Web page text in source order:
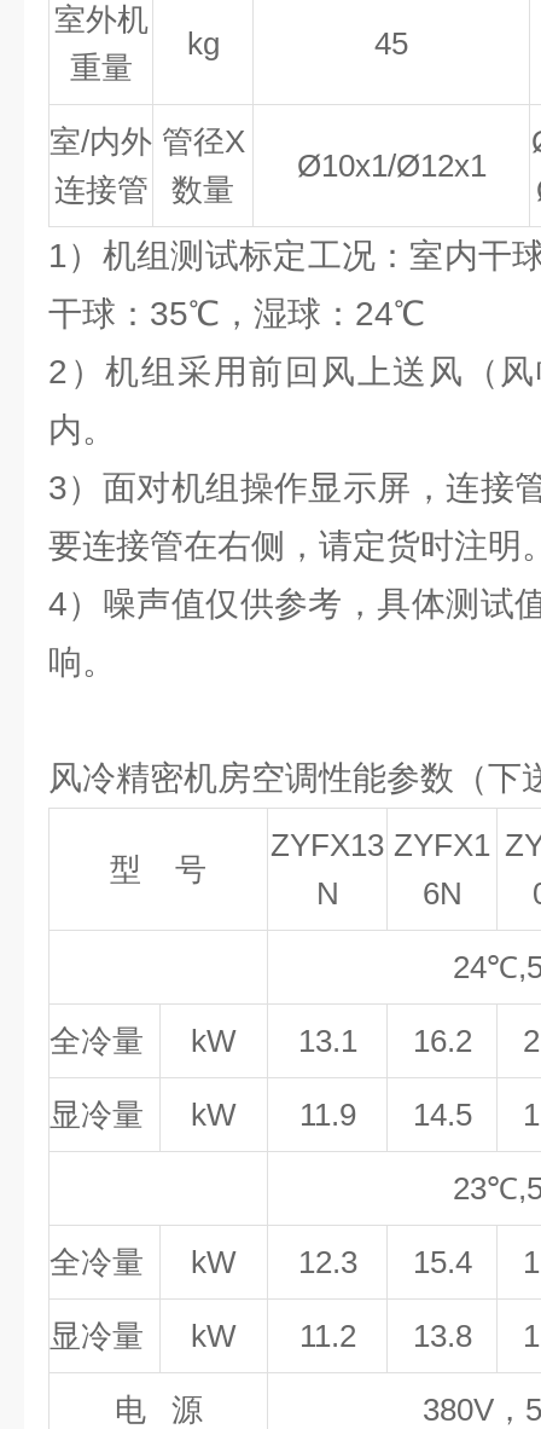
室外机
重量
kg 45
室/内外
连接管
管径X
数量
Ø10x1/Ø12x1
1）机组测试标定工况：室内干
干球：35℃，湿球：24℃
2）机组采用前回风上送风（
内。
3）面对机组操作显示屏，连接
要连接管在右侧，请定货时注明
4）噪声值仅供参考，具体测试
响。
风冷精密机房空调性能参数（下
型 号
ZYFX13
N
ZYFX1
6N
24℃
全冷量 kW 13.1 16.2
显冷量 kW 11.9 14.5
23℃,
全冷量 kW 12.3 15.4
显冷量 kW 11.2 13.8
电 源 380V，